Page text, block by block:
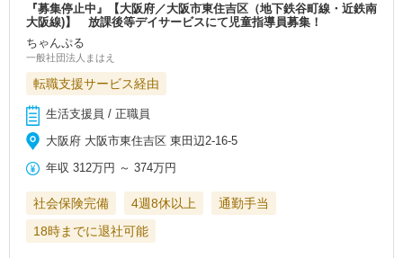
『募集停止中』【大阪府／大阪市東住吉区（地下鉄谷町線・近鉄南
大阪線)】 放課後等デイサービスにて児童指導員募集！
ちゃんぷる
一般社団法人まはえ
転職支援サービス経由
生活支援員 / 正職員
大阪府 大阪市東住吉区 東田辺2-16-5
年収 312万円 ～374万円
社会保険完備 4週8休以上
通勤手当
18時までに退社可能